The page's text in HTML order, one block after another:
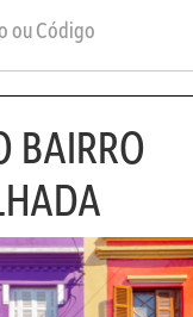
BAIRRO